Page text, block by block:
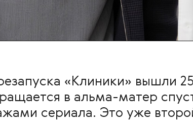
«Клиники» вышли
в альма-матер
сериала. Это уже